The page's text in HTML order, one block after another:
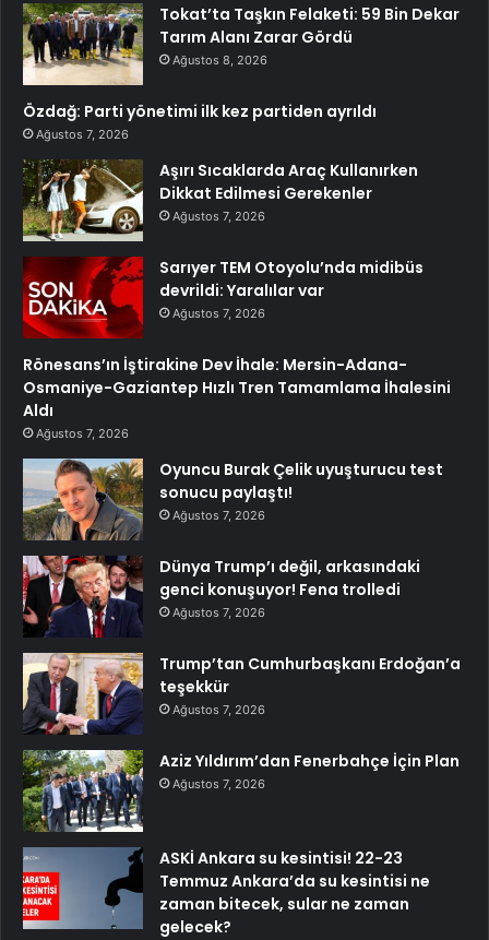
Tokat’ta Taşkın Felaketi: 59 Bin Dekar
Tarım Alanı Zarar Gördü
Ağustos 8, 2026
Özdağ: Parti yönetimi ilk kez partiden ayrıldı
Ağustos 7, 2026
Aşırı Sıcaklarda Araç Kullanırken
Dikkat Edilmesi Gerekenler
Ağustos 7, 2026
Sarıyer TEM Otoyolu’nda midibüs
devrildi: Yaralılar var
Ağustos 7, 2026
Rönesans’ın İştirakine Dev İhale: Mersin-Adana-
Osmaniye-Gaziantep Hızlı Tren Tamamlama İhalesini
Aldı
Ağustos 7, 2026
Oyuncu Burak Çelik uyuşturucu test
sonucu paylaştı!
Ağustos 7, 2026
Dünya Trump’ı değil, arkasındaki
genci konuşuyor! Fena trolledi
Ağustos 7, 2026
Trump’tan Cumhurbaşkanı Erdoğan’a
teşekkür
Ağustos 7, 2026
Aziz Yıldırım’dan Fenerbahçe İçin Plan
Ağustos 7, 2026
ASKİ Ankara su kesintisi! 22-23
Temmuz Ankara’da su kesintisi ne
zaman bitecek, sular ne zaman
gelecek?